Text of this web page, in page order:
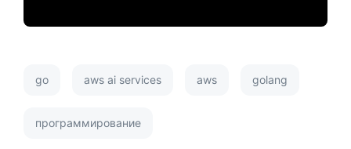
go aws ai services aws golang
программирование